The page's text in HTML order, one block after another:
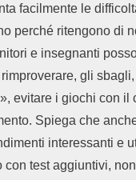
facilmente le
perché ritengono di
e insegnanti
gli
evitare i giochi con il
Spiega che
interessanti e
con test aggiuntivi,